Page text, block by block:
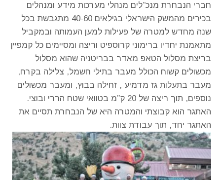
חברי הנבחרת מנכ”לים מנהלי מערכות מידע ומנהלים
בכירים מהמשק הישראלי בגילאים 40-60 מתגבשת בכל
שנה מחדש למטרה של פעילות למען העמותה ובמקביל
מתאמנת יחדיו ברימוני קרוספיט וריצה ומסיימים כל קמפיין
בריצת מסלול הטאפ מאדר בבריטניה שהוא מסלול
מכשולים קשוח הכולל מעבר בתילי חשמל, צלילה בקרח,
מעבר בתעלות גז מדמיע , זחילה בבוץ, ומעבר מכשולים
נוספים, תוך ריצה של 20 ק”מ בטוואי שטח הררי ובוצי.
האתגר הוא קבוצתי והמטרה היא של הנבחרת תסיים את
האתגר יחד, תוך עבודת צוות.